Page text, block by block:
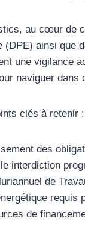
au cœur de
(DPE) ainsi que
une vigilance
naviguer dans
clés à retenir :
des
interdiction
de
requis
de